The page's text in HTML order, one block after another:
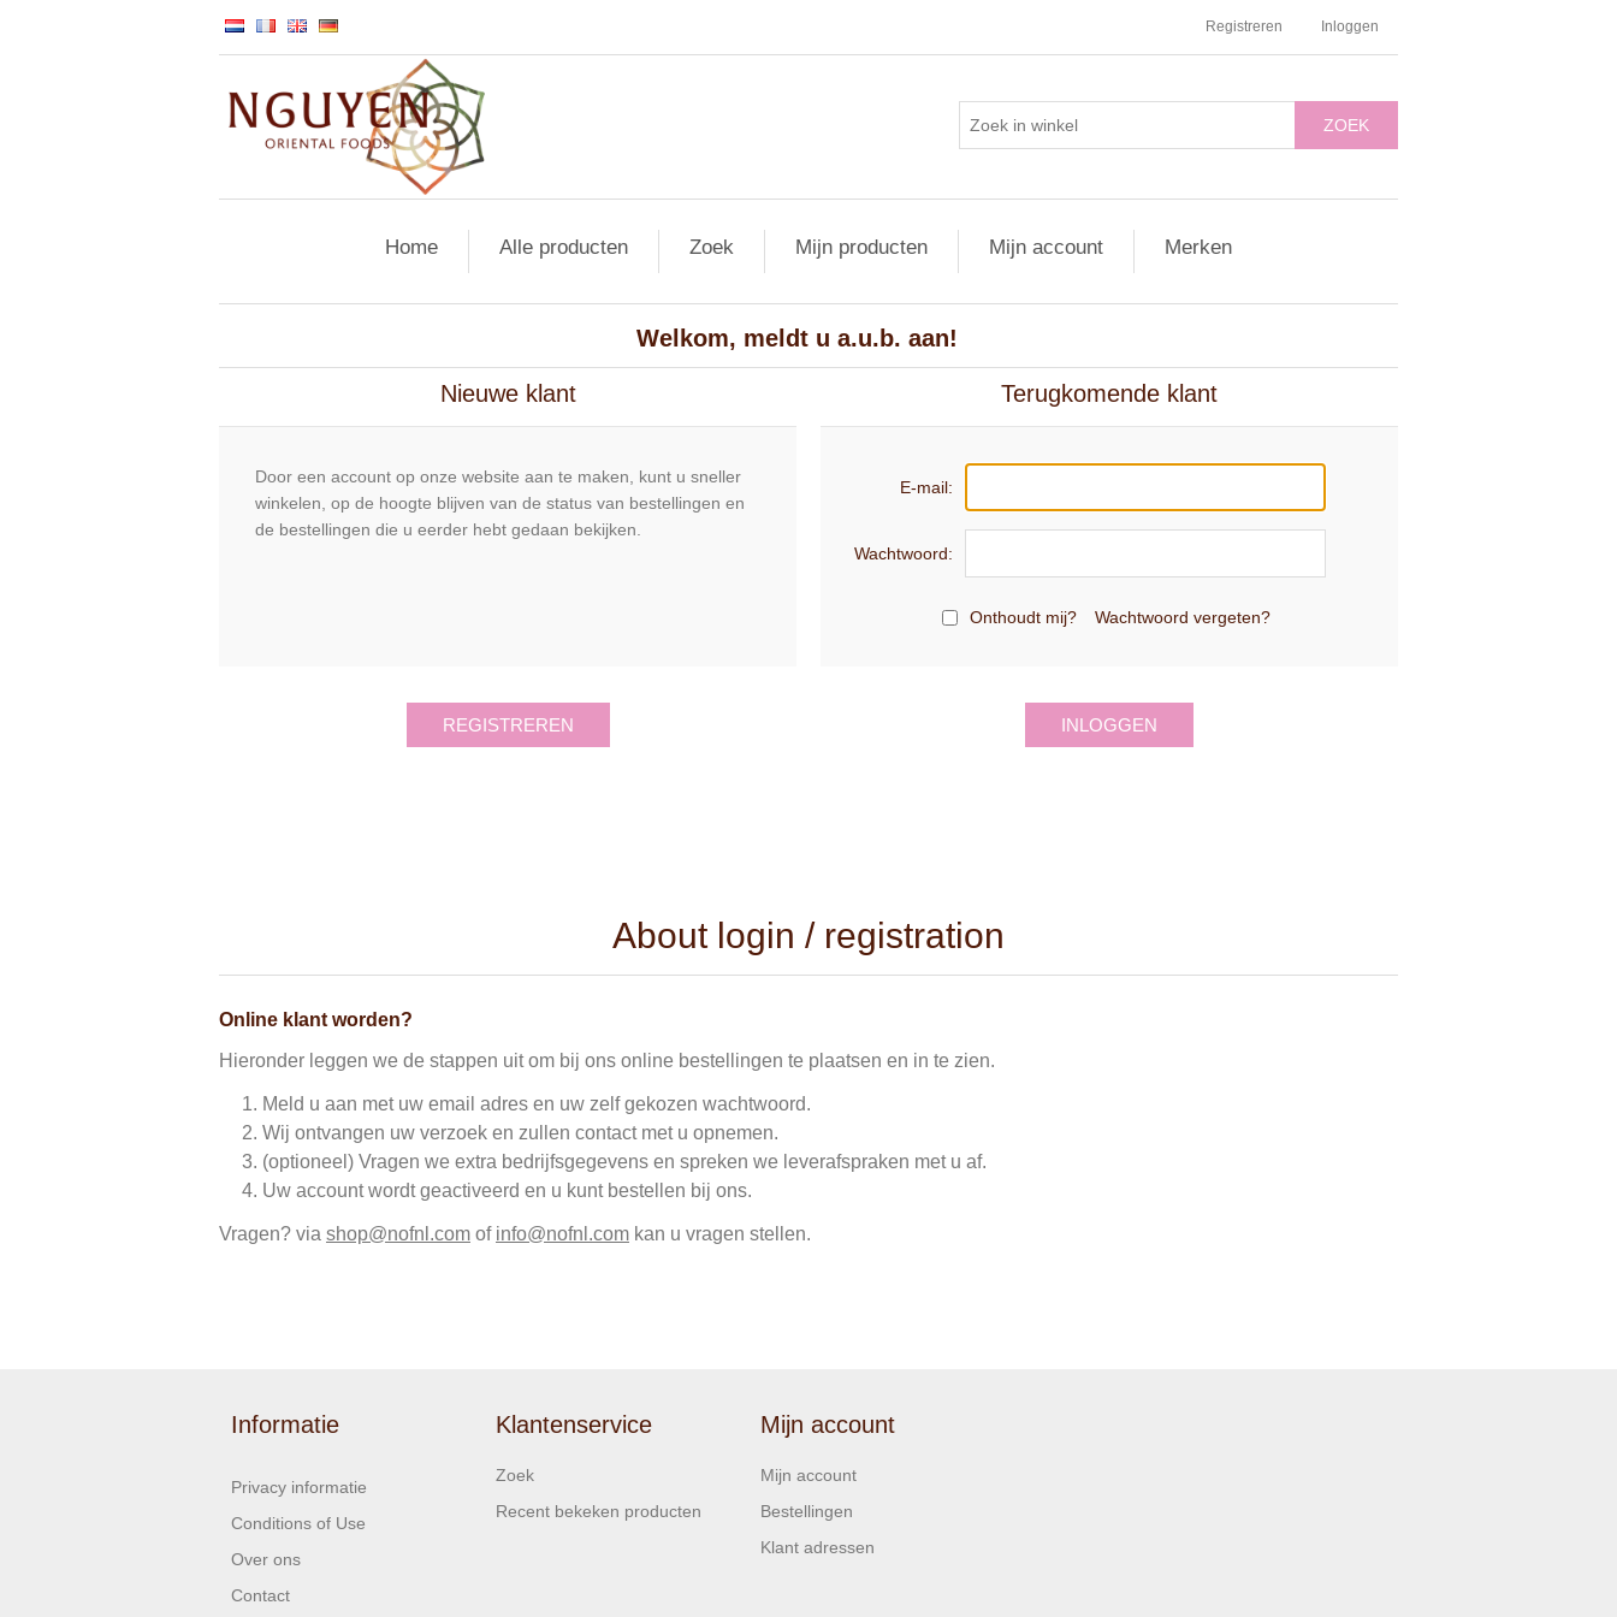
Registreren Inloggen
ZOEK
Home Alle producten Zoek Mijn producten Mijn account Merken
Welkom, meldt u a.u.b. aan!
Nieuwe klant
Door een account op onze website aan te maken, kunt u sneller
winkelen, op de hoogte blijven van de status van bestellingen en
de bestellingen die u eerder hebt gedaan bekijken.
REGISTREREN
Terugkomende klant
E-mail:
Wachtwoord:
Onthoudt mij? Wachtwoord vergeten?
INLOGGEN
About login / registration
Online klant worden?
Hieronder leggen we de stappen uit om bij ons online bestellingen te plaatsen en in te zien.
Meld u aan met uw email adres en uw zelf gekozen wachtwoord.
Wij ontvangen uw verzoek en zullen contact met u opnemen.
(optioneel) Vragen we extra bedrijfsgegevens en spreken we leverafspraken met u af.
Uw account wordt geactiveerd en u kunt bestellen bij ons.
Vragen? via shop@nofnl.com of info@nofnl.com kan u vragen stellen.
Informatie
Privacy informatie
Conditions of Use
Over ons
Contact
Klantenservice
Zoek
Recent bekeken producten
Mijn account
Mijn account
Bestellingen
Klant adressen